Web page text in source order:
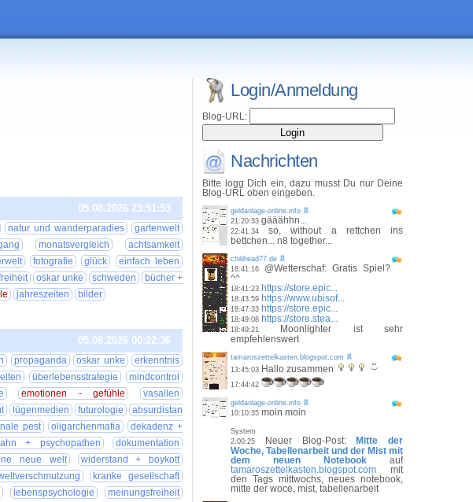
05.08.2026 23:51:53
natur und wanderparadies
gartenwelt
monatsvergleich
achtsamkeit
fotografie glück
einfach leben
oskar unke schweden
bücher +
jahreszeiten
bilder
05.08.2026 00:22:36
propaganda oskar unke
erkenntnis
überlebensstrategie
mindcontrol
emotionen - gefühle
vasallen
lügenmedien futurologie
absurdistan
pest oligarchenmafia
dekadenz +
+ psychopathen
dokumentation
neue welt
widerstand + boykott
kranke gesellschaft
lebenspsychologie
meinungsfreiheit
Login/Anmeldung
Blog-URL:
Nachrichten
Bitte logg Dich ein, dazu musst Du nur Deine
Blog-URL oben eingeben.
geldanlage-online.info
21:20:33 gääähhn...
22:41:34so, without a rettchen ins
bettchen... n8 together...
chilihead77.de
18:41:16 @Wetterschaf: Gratis Spiel?
^^
18:41:23 https://store.epic...
18:43:59 https://www.ubisof...
18:47:33 https://store.epic...
18:49:08 https://store.stea...
18:49:21
Moonlighter ist sehr
empfehlenswert
tamaroszettelkasten.blogspot.com
13:45:03 Hallo zusammen
17:44:42
geldanlage-online.info
10:10:35 moin moin
System
2:00:25
Neuer Blog-Post:
Mitte der
Woche, Tabellenarbeit und der Mist mit
dem neuen Notebook auf
tamaroszettelkasten.blogspot.com mit
den Tags mittwochs, neues notebook,
mitte der woce, mist, tabellenarbeit